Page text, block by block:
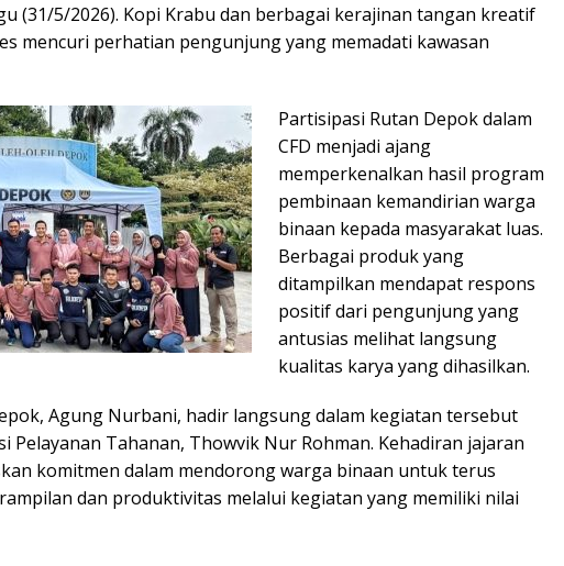
(31/5/2026). Kopi Krabu dan berbagai kerajinan tangan kreatif
mencuri perhatian pengunjung yang memadati kawasan
Partisipasi Rutan Depok dalam
CFD menjadi ajang
memperkenalkan hasil program
pembinaan kemandirian warga
binaan kepada masyarakat luas.
Berbagai produk yang
ditampilkan mendapat respons
positif dari pengunjung yang
antusias melihat langsung
kualitas karya yang dihasilkan.
Agung Nurbani, hadir langsung dalam kegiatan tersebut
Pelayanan Tahanan, Thowvik Nur Rohman. Kehadiran jajaran
komitmen dalam mendorong warga binaan untuk terus
dan produktivitas melalui kegiatan yang memiliki nilai